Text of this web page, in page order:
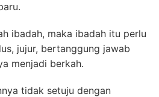
ibadah, maka ibadah itu perlu
jujur, bertanggung jawab
menjadi berkah.
tidak setuju dengan